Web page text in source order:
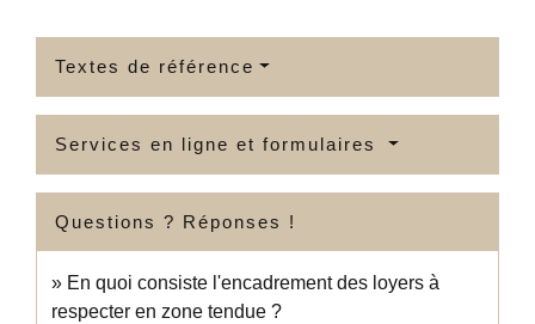
Textes de référence
Services en ligne et formulaires
Questions ? Réponses !
En quoi consiste l'encadrement des loyers à
respecter en zone tendue ?